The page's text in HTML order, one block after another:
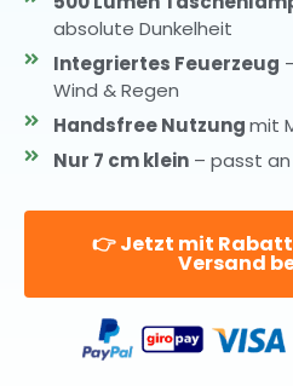
absolute Dunkelheit
Integriertes Feuerzeug
Wind & Regen
Handsfree Nutzungmit
Nur 7 cm klein– passt an
👉 Jetzt mit
Versand